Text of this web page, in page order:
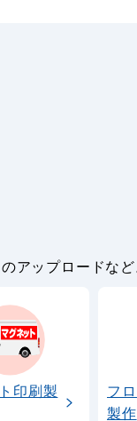
アップロードなど
印刷製
フ
製作